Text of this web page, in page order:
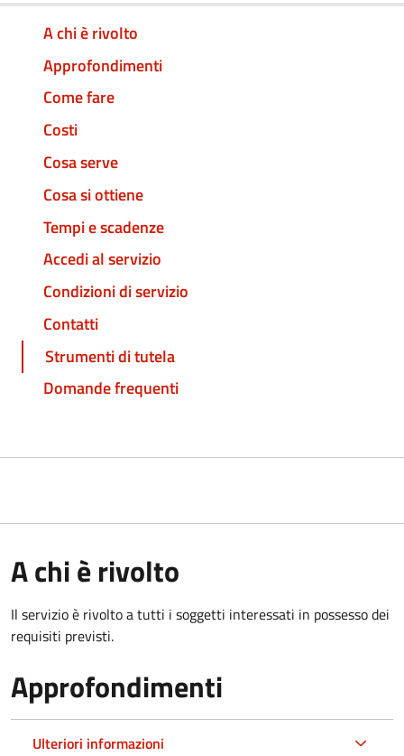
A chi è rivolto
Approfondimenti
Come fare
Costi
Cosa serve
Cosa si ottiene
Tempi e scadenze
Accedi al servizio
Condizioni di servizio
Contatti
Strumenti di tutela
Domande frequenti
A chi è rivolto
Il servizio è rivolto a tutti i soggetti interessati in possesso dei
requisiti previsti.
Approfondimenti
Ulteriori informazioni